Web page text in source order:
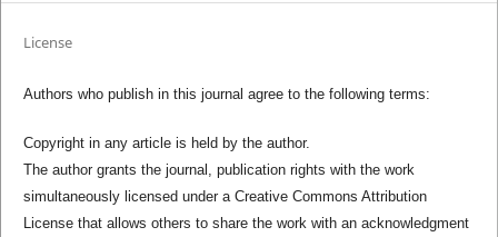
License
Authors who publish in this journal agree to the following terms:
Copyright in any article is held by the author.
The author grants the journal, publication rights with the work
simultaneously licensed under a Creative Commons Attribution
License that allows others to share the work with an acknowledgment